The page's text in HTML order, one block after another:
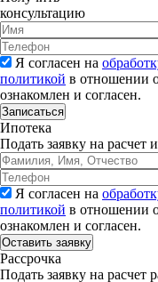
консультацию
Я согласен на
политикой в отношении
ознакомлен и согласен.
Записаться
Ипотека
Подать заявку на расчет
Я согласен на
политикой в отношении
ознакомлен и согласен.
Рассрочка
Подать заявку на расчет